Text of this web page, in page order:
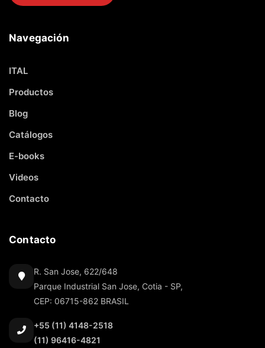
Navegación
ITAL
Productos
Blog
Catálogos
E-books
Videos
Contacto
Contacto
R. San Jose, 622/648
Parque Industrial San Jose, Cotia - SP,
CEP: 06715-862 BRASIL
+55 (11) 4148-2518
(11) 96416-4821